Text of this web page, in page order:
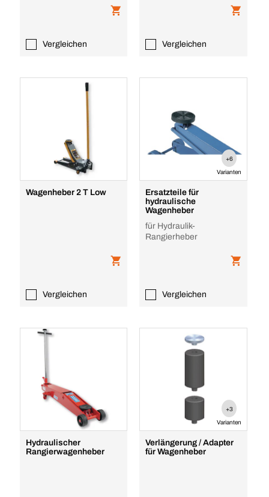
Vergleichen Vergleichen
Wagenheber 2 T Low
Vergleichen
+6
Varianten
Ersatzteile für
hydraulische
Wagenheber
für Hydraulik-
Rangierheber
Vergleichen
Hydraulischer
Rangierwagenheber
+3
Varianten
Verlängerung / Adapter
für Wagenheber